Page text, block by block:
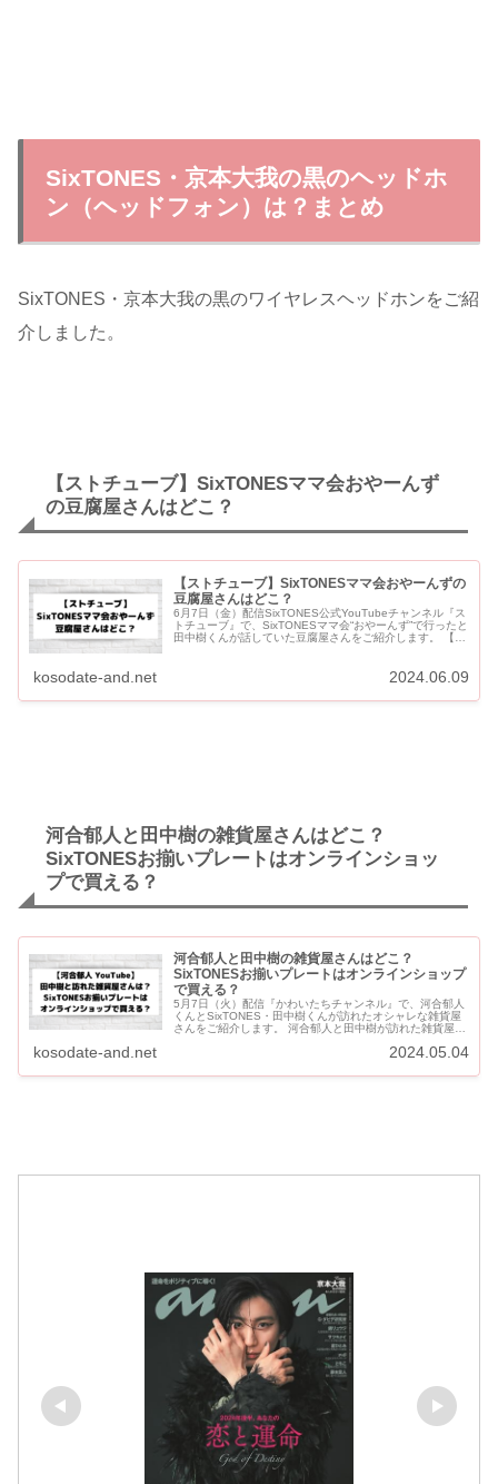
SixTONES・京本大我の黒のヘッドホ
ン（ヘッドフォン）は？まとめ
SixTONES・京本大我の黒のワイヤレスヘッドホンをご紹
介しました。
【ストチューブ】SixTONESママ会おやーんず
の豆腐屋さんはどこ？
【ストチューブ】SixTONESママ会おやーんずの
豆腐屋さんはどこ？
6月7日（金）配信SixTONES公式YouTubeチャンネル『ス
トチューブ』で、SixTONESママ会“おやーんず”で行ったと
田中樹くんが話していた豆腐屋さんをご紹介します。 【ス
kosodate-and.net 2024.06.09
河合郁人と田中樹の雑貨屋さんはどこ？
SixTONESお揃いプレートはオンラインショッ
プで買える？
河合郁人と田中樹の雑貨屋さんはどこ？
SixTONESお揃いプレートはオンラインショップ
で買える？
5月7日（火）配信『かわいたちチャンネル』で、河合郁人
くんとSixTONES・田中樹くんが訪れたオシャレな雑貨屋
さんをご紹介します。 河合郁人と田中樹が訪れた雑貨屋さ
kosodate-and.net 2024.05.04